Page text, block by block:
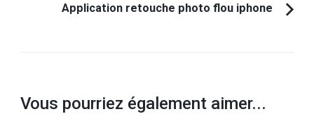
Application retouche photo flou iphone
Vous pourriez également aimer...